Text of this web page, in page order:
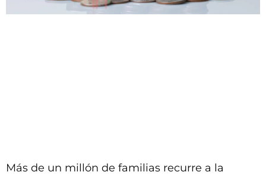
Más de un millón de familias recurre a la